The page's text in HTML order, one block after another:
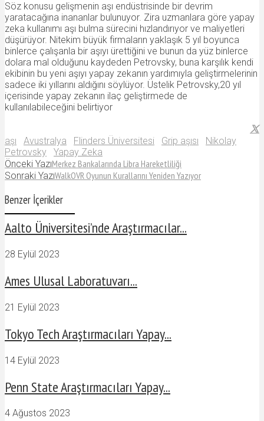
Söz konusu gelişmenin aşı endüstrisinde bir devrim
yaratacağına inananlar bulunuyor. Zira uzmanlara göre yapay
zeka kullanımı aşı bulma sürecini hızlandırıyor ve maliyetleri
düşürüyor. Nitekim büyük firmaların yaklaşık 5 yıl boyunca
binlerce çalışanla bir aşıyı ürettiğini ve bunun da yüz binlerce
dolara mal olduğunu kaydeden Petrovsky, buna karşılık kendi
ekibinin bu yeni aşıyı yapay zekanın yardımıyla geliştirmelerinin
sadece iki yıllarını aldığını söylüyor. Üstelik Petrovsky,20 yıl
içerisinde yapay zekanın ilaç geliştirmede de
kullanılabileceğini belirtiyor
aşı Avustralya Flinders Üniversitesi Grip aşısı
Nikolay
Petrovsky
Yapay Zeka
Önceki YazıMerkez Bankalarında Libra Hareketliliği
Sonraki YazıWalkOVR Oyunun Kurallarını Yeniden Yazıyor
Benzer İçerikler
Aalto Üniversitesi’nde Araştırmacılar...
28 Eylül 2023
Ames Ulusal Laboratuvarı...
21 Eylül 2023
Tokyo Tech Araştırmacıları Yapay...
14 Eylül 2023
Penn State Araştırmacıları Yapay...
4 Ağustos 2023